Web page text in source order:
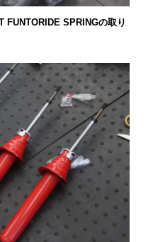
FUNTORIDE SPRINGの取り